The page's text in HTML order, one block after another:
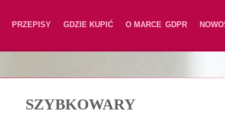
PRZEPISY GDZIE KUPIĆ O MARCE GDPR
SZYBKOWARY